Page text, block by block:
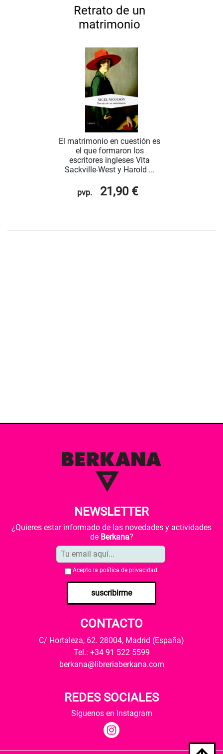
Retrato de un
matrimonio
El matrimonio en cuestión es
el que formaron los
escritores ingleses Vita
Sackville-West y Harold ...
pvp. 21,90 €
NEWSLETTER
¿Quieres estar informado de las novedades y actividades
de Berkana?
Acepto la política de privacidad .
suscribirme
CONTACTO
C/ Hortaleza, 62. 28004, Madrid (España)
Tel.: +34 91 522 5599
berkana@libreriaberkana.com
REDES SOCIALES
Síguenos en Instagram